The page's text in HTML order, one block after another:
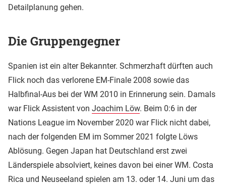
Detailplanung gehen.
Die Gruppengegner
Spanien ist ein alter Bekannter. Schmerzhaft dürften auch
Flick noch das verlorene EM-Finale 2008 sowie das
Halbfinal-Aus bei der WM 2010 in Erinnerung sein. Damals
war Flick Assistent von Joachim Löw. Beim 0:6 in der
Nations League im November 2020 war Flick nicht dabei,
nach der folgenden EM im Sommer 2021 folgte Löws
Ablösung. Gegen Japan hat Deutschland erst zwei
Länderspiele absolviert, keines davon bei einer WM. Costa
Rica und Neuseeland spielen am 13. oder 14. Juni um das